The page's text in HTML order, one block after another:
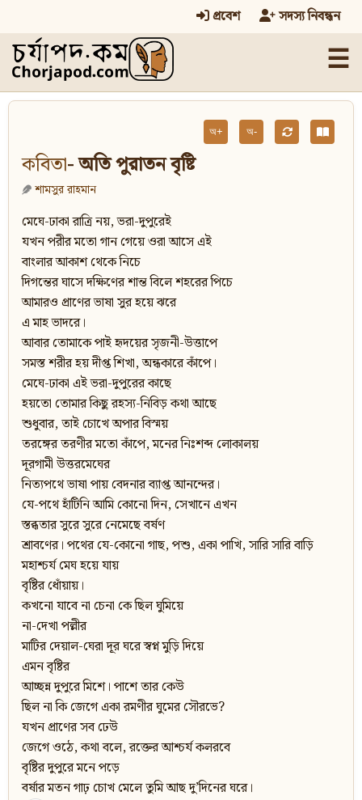
প্রবেশ সদস্য নিবন্ধন
☰
অ+ অ-
কবিতা- অতি পুরাতন বৃষ্টি
শামসুর রাহমান
মেঘে-ঢাকা রাত্রি নয়, ভরা-দুপুরেই
যখন পরীর মতো গান গেয়ে ওরা আসে এই
বাংলার আকাশ থেকে নিচে
দিগন্তের ঘাসে দক্ষিণের শান্ত বিলে শহরের পিচে
আমারও প্রাণের ভাষা সুর হয়ে ঝরে
এ মাহ ভাদরে।
আবার তোমাকে পাই হৃদয়ের সৃজনী-উত্তাপে
সমস্ত শরীর হয় দীপ্ত শিখা, অন্ধকারে কাঁপে।
মেঘে-ঢাকা এই ভরা-দুপুরের কাছে
হয়তো তোমার কিছু রহস্য-নিবিড় কথা আছে
শুধুবার, তাই চোখে অপার বিস্ময়
তরঙ্গের তরণীর মতো কাঁপে, মনের নিঃশব্দ লোকালয়
দূরগামী উত্তরমেঘের
নিত্যপথে ভাষা পায় বেদনার ব্যাপ্ত আনন্দের।
যে-পথে হাঁটিনি আমি কোনো দিন, সেখানে এখন
স্তব্ধতার সুরে সুরে নেমেছে বর্ষণ
শ্রাবণের। পথের যে-কোনো গাছ, পশু, একা পাখি, সারি সারি বাড়ি
মহাশ্চর্য মেঘ হয়ে যায়
বৃষ্টির ধোঁয়ায়।
কখনো যাবে না চেনা কে ছিল ঘুমিয়ে
না-দেখা পল্লীর
মাটির দেয়াল-ঘেরা দূর ঘরে স্বপ্ন মুড়ি দিয়ে
এমন বৃষ্টির
আচ্ছন্ন দুপুরে মিশে। পাশে তার কেউ
ছিল না কি জেগে একা রমণীর ঘুমের সৌরভে?
যখন প্রাণের সব ঢেউ
জেগে ওঠে, কথা বলে, রক্তের আশ্চর্য কলরবে
বৃষ্টির দুপুরে মনে পড়ে
বর্ষার মতন গাঢ় চোখ মেলে তুমি আছ দু’দিনের ঘরে।